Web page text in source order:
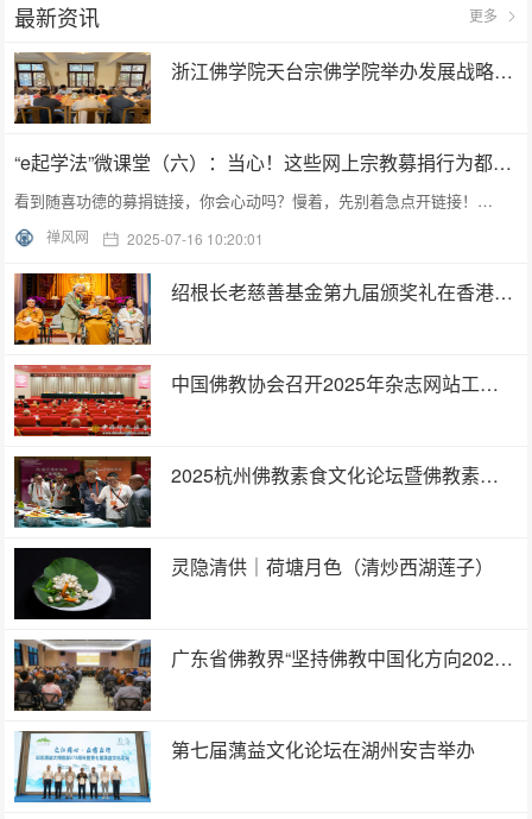
最新资讯 更多
浙江佛学院天台宗佛学院举办发展战略研讨会暨学术交流周活动
“e起学法”微课堂（六）：当心！这些网上宗教募捐行为都是违法的
看到随喜功德的募捐链接，你会心动吗？慢着，先别着急点开链接！…
禅风网 2025-07-16 10:20:01
绍根长老慈善基金第九届颁奖礼在香港举行 逾百学子荣膺嘉许
中国佛教协会召开2025年杂志网站工作会议暨信息联络员培训工作会议
2025杭州佛教素食文化论坛暨佛教素食品鉴会圆满举行
灵隐清供｜​荷塘月色（清炒西湖莲子）
广东省佛教界“坚持佛教中国化方向2025年全面从严治教主题巡回宣讲活动” 在韶关南华禅寺举行
第七届蕅益文化论坛在湖州安吉举办